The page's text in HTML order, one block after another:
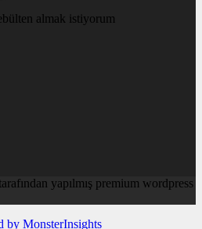
almak istiyorum
yapılmış premium wordpress